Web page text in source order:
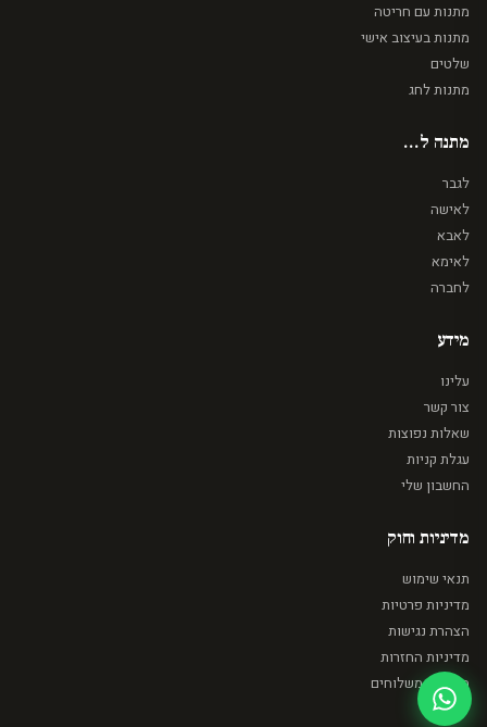
מתנות עם חריטה
מתנות בעיצוב אישי
שלטים
מתנות לחג
מתנה ל...
לגבר
לאישה
לאבא
לאימא
לחברה
מידע
עלינו
צור קשר
שאלות נפוצות
עגלת קניות
החשבון שלי
מדיניות וחוק
תנאי שימוש
מדיניות פרטיות
הצהרת נגישות
מדיניות החזרות
מדיניות משלוחים